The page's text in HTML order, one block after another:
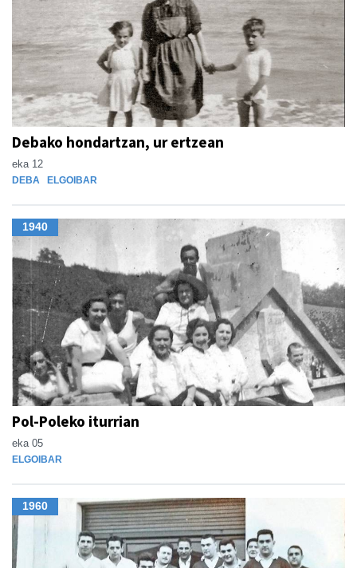
Debako hondartzan, ur ertzean
eka 12
DEBA ELGOIBAR
1940
Pol-Poleko iturrian
eka 05
ELGOIBAR
1960